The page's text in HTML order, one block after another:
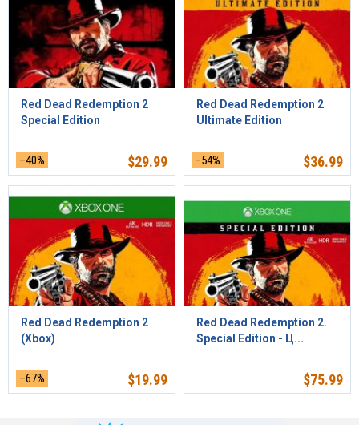
Red Dead Redemption 2
Special Edition
–40% $29.99
Red Dead Redemption 2
Ultimate Edition
–54% $36.99
Red Dead Redemption 2
(Xbox)
–67% $19.99
Red Dead Redemption 2.
Special Edition - Ц...
$75.99